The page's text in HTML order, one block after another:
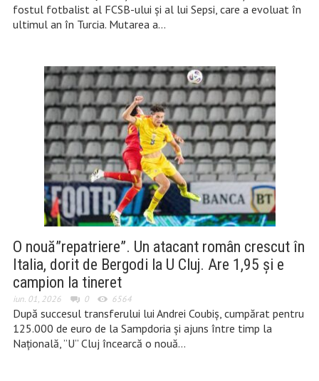
fostul fotbalist al FCSB-ului și al lui Sepsi, care a evoluat în
ultimul an în Turcia. Mutarea a…
O nouă”repatriere”. Un atacant român crescut în
Italia, dorit de Bergodi la U Cluj. Are 1,95 și e
campion la tineret
iun. 01, 2026 0 6564
După succesul transferului lui Andrei Coubiș, cumpărat pentru
125.000 de euro de la Sampdoria și ajuns între timp la
Națională, ”U” Cluj încearcă o nouă…